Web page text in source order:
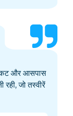
और आसपास
रही, जो तस्वीरें